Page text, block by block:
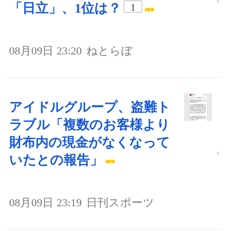
「日立」、1位は？
1
08月09日 23:20 ねとらぼ
アイドルグループ、盗難ト
ラブル「複数のお客様より
財布内の現金がなくなって
いたとの報告」
08月09日 23:19 日刊スポーツ